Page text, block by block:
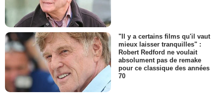
"Il y a certains films qu'il vaut
mieux laisser tranquilles" :
Robert Redford ne voulait
absolument pas de remake
pour ce classique des années
70